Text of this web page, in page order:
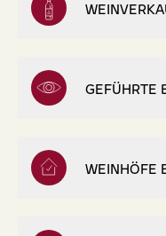
GEFÜHRTE
WEINHÖFE